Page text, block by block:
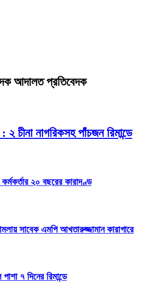
আদালত প্রতিবেদক
চীনা নাগরিকসহ পাঁচজন রিমান্ডে
২০ বছরের কারাদণ্ড
সাবেক এমপি আখতারুজ্জামান কারাগারে
৭ দিনের রিমান্ডে